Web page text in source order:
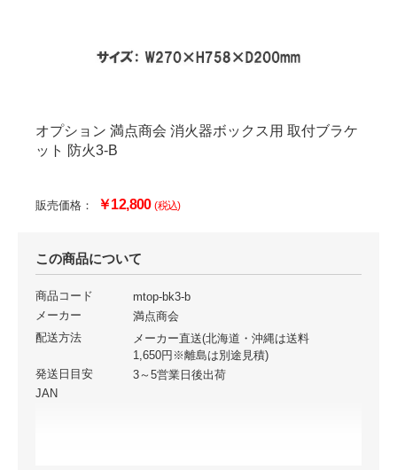
オプション 満点商会 消火器ボックス用 取付ブラケ
ット 防火3-B
販売価格： ￥12,800(税込)
この商品について
商品コード
mtop-bk3-b
メーカー
満点商会
配送方法
メーカー直送(北海道・沖縄は送料
1,650円※離島は別途見積)
発送日目安
3～5営業日後出荷
JAN